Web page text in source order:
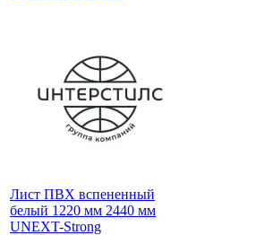
Лист ПВХ вспененный
белый 1220 мм 2440 мм
UNEXT-Strong